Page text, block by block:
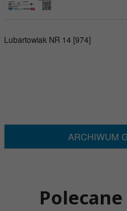
Lubartowiak NR 14 [974]
ARCHIWUM